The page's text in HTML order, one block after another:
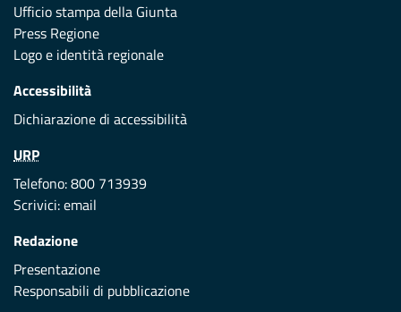
Ufficio stampa della Giunta
Press Regione
Logo e identità regionale
Accessibilità
Dichiarazione di accessibilità
URP
Telefono: 800 713939
Scrivici:email
Redazione
Presentazione
Responsabili di pubblicazione